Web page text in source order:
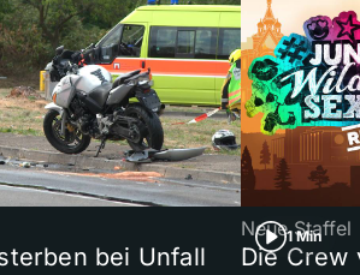
bei Unfall
1 Min
Neue Staffel
Die Crew